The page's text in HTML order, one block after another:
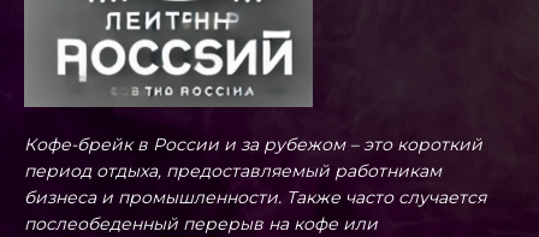
Кофе-брейк в России и за рубежом – это короткий
период отдыха, предоставляемый работникам
бизнеса и промышленности. Также часто случается
послеобеденный перерыв на кофе или